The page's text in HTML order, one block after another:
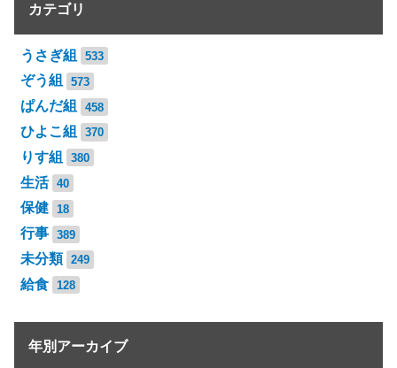
カテゴリ
うさぎ組 533
ぞう組 573
ぱんだ組 458
ひよこ組 370
りす組 380
生活 40
保健 18
行事 389
未分類 249
給食 128
年別アーカイブ